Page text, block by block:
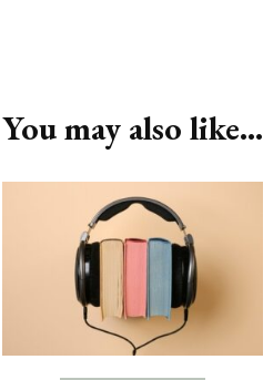
You may also like...